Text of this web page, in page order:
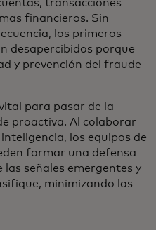
transacciones
financieros. Sin
los primeros
desapercibidos porque
y prevención del fraude
para pasar de la
proactiva. Al colaborar
los equipos de
formar una defensa
señales emergentes y
minimizando las